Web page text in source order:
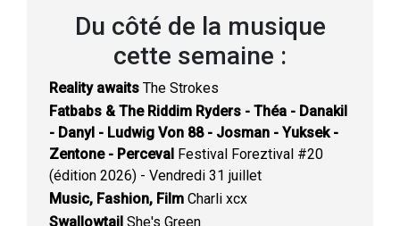
Du côté de la musique
cette semaine :
Reality awaits The Strokes
Fatbabs & The Riddim Ryders - Théa - Danakil
- Danyl - Ludwig Von 88 - Josman - Yuksek -
Zentone - Perceval Festival Foreztival #20
(édition 2026) - Vendredi 31 juillet
Music, Fashion, Film Charli xcx
Swallowtail She's Green